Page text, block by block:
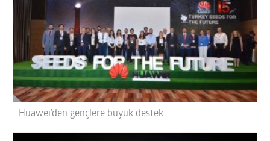
Huawei’den gençlere büyük destek